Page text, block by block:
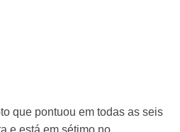
que pontuou em todas as seis
e está em sétimo no